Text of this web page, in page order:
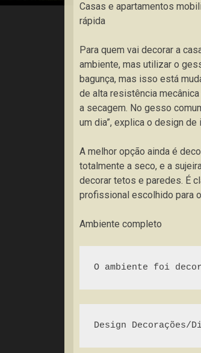
Casas e apartamentos
rápida
Para quem vai decorar a
ambiente, mas utilizar o
bagunça, mas isso está
de alta resistência
a secagem. No gesso
um dia”, explica o design
A melhor opção ainda é
totalmente a seco, e a
decorar tetos e paredes. É
profissional escolhido para
Ambiente completo
O ambiente foi
Design Decorações/